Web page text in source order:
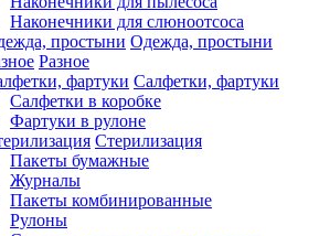
Наконечники для слюноотсоса
Одежда, простыни
Разное
Салфетки, фартуки
Салфетки в коробке
Фартуки в рулоне
Стерилизация
Пакеты бумажные
Журналы
Пакеты комбинированные
Рулоны